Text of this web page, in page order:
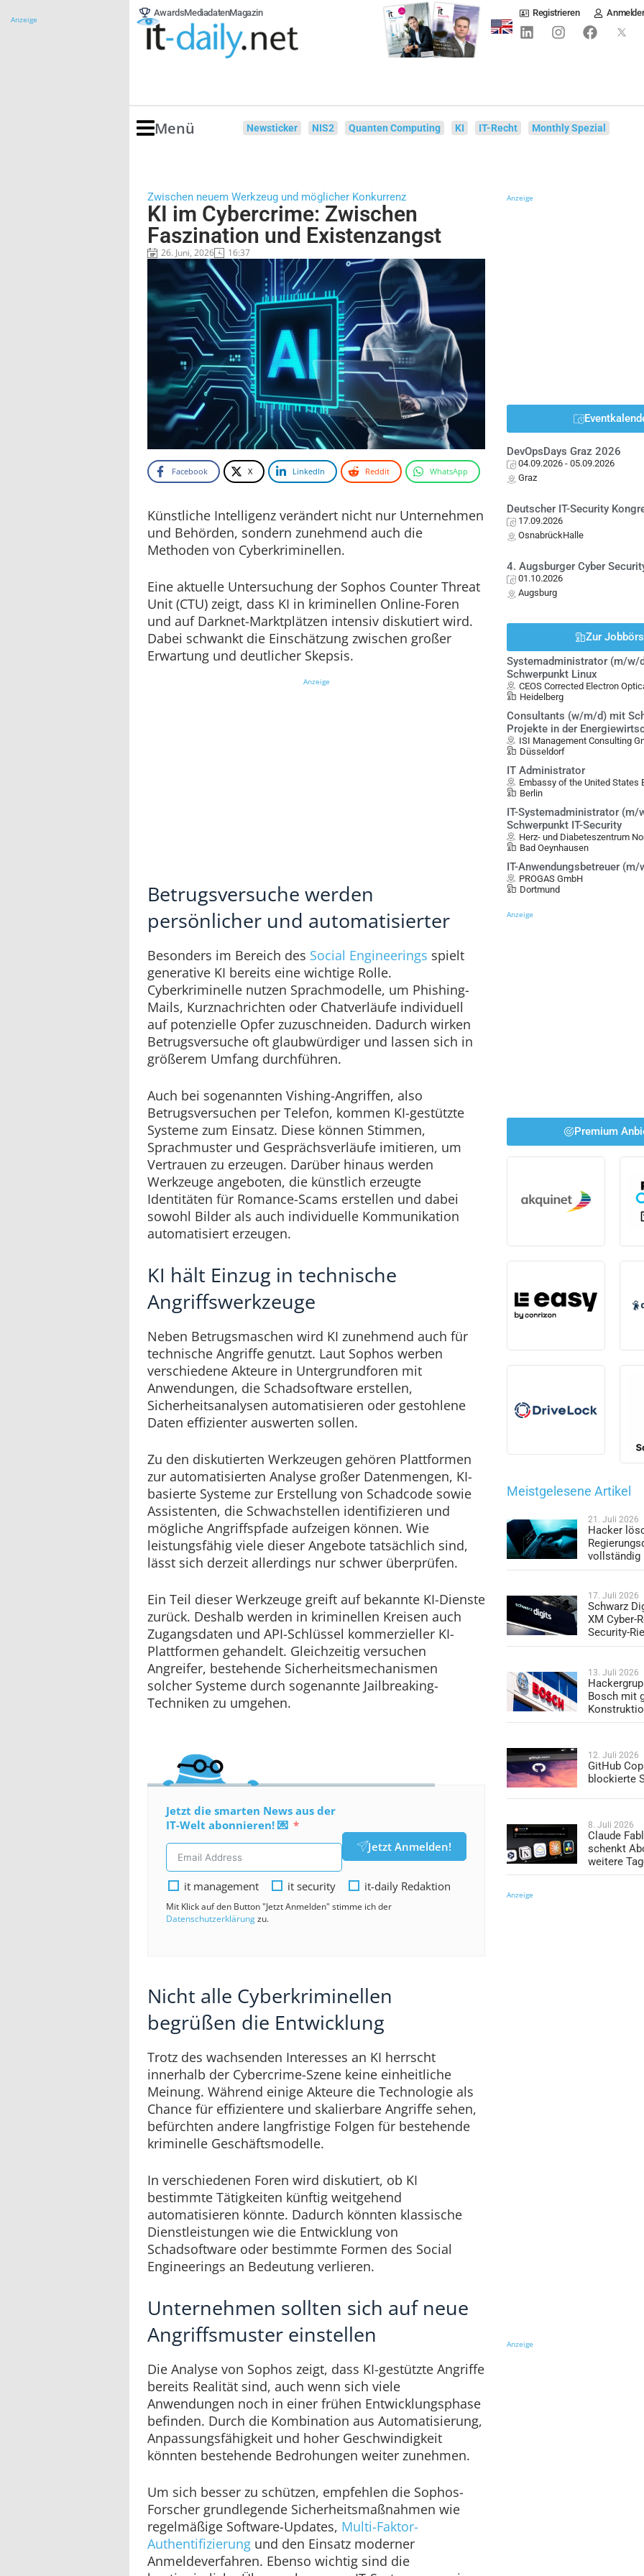
Anzeige
AwardsMediadatenMagazin Registrieren
Menü Newsticker NIS2 Quanten Computing KI IT-Recht Monthly Spezial
Zwischen neuem Werkzeug und möglicher Konkurrenz
KI im Cybercrime: Zwischen
Faszination und Existenzangst
26. Juni, 2026 16:37
Facebook X LinkedIn Reddit WhatsApp
Künstliche Intelligenz verändert nicht nur Unternehmen
und Behörden, sondern zunehmend auch die
Methoden von Cyberkriminellen.
Eine aktuelle Untersuchung der Sophos Counter Threat
Unit (CTU) zeigt, dass KI in kriminellen Online-Foren
und auf Darknet-Marktplätzen intensiv diskutiert wird.
Dabei schwankt die Einschätzung zwischen großer
Erwartung und deutlicher Skepsis.
Anzeige
Betrugsversuche werden
persönlicher und automatisierter
Besonders im Bereich des Social Engineerings spielt
generative KI bereits eine wichtige Rolle.
Cyberkriminelle nutzen Sprachmodelle, um Phishing-
Mails, Kurznachrichten oder Chatverläufe individuell
auf potenzielle Opfer zuzuschneiden. Dadurch wirken
Betrugsversuche oft glaubwürdiger und lassen sich in
größerem Umfang durchführen.
Auch bei sogenannten Vishing-Angriffen, also
Betrugsversuchen per Telefon, kommen KI-gestützte
Systeme zum Einsatz. Diese können Stimmen,
Sprachmuster und Gesprächsverläufe imitieren, um
Vertrauen zu erzeugen. Darüber hinaus werden
Werkzeuge angeboten, die künstlich erzeugte
Identitäten für Romance-Scams erstellen und dabei
sowohl Bilder als auch individuelle Kommunikation
automatisiert erzeugen.
KI hält Einzug in technische
Angriffswerkzeuge
Neben Betrugsmaschen wird KI zunehmend auch für
technische Angriffe genutzt. Laut Sophos werben
verschiedene Akteure in Untergrundforen mit
Anwendungen, die Schadsoftware erstellen,
Sicherheitsanalysen automatisieren oder gestohlene
Daten effizienter auswerten sollen.
Zu den diskutierten Werkzeugen gehören Plattformen
zur automatisierten Analyse großer Datenmengen, KI-
basierte Systeme zur Erstellung von Schadcode sowie
Assistenten, die Schwachstellen identifizieren und
mögliche Angriffspfade aufzeigen können. Wie
leistungsfähig viele dieser Angebote tatsächlich sind,
lässt sich derzeit allerdings nur schwer überprüfen.
Ein Teil dieser Werkzeuge greift auf bekannte KI-Dienste
zurück. Deshalb werden in kriminellen Kreisen auch
Zugangsdaten und API-Schlüssel kommerzieller KI-
Plattformen gehandelt. Gleichzeitig versuchen
Angreifer, bestehende Sicherheitsmechanismen
solcher Systeme durch sogenannte Jailbreaking-
Techniken zu umgehen.
Jetzt die smarten News aus der
IT-Welt abonnieren! 💌
Jetzt Anmelden!
it management it security it-daily Redaktion
Mit Klick auf den Button "Jetzt Anmelden" stimme ich der
Datenschutzerklärungzu.
Nicht alle Cyberkriminellen
begrüßen die Entwicklung
Trotz des wachsenden Interesses an KI herrscht
innerhalb der Cybercrime-Szene keine einheitliche
Meinung. Während einige Akteure die Technologie als
Chance für effizientere und skalierbare Angriffe sehen,
befürchten andere langfristige Folgen für bestehende
kriminelle Geschäftsmodelle.
In verschiedenen Foren wird diskutiert, ob KI
bestimmte Tätigkeiten künftig weitgehend
automatisieren könnte. Dadurch könnten klassische
Dienstleistungen wie die Entwicklung von
Schadsoftware oder bestimmte Formen des Social
Engineerings an Bedeutung verlieren.
Unternehmen sollten sich auf neue
Angriffsmuster einstellen
Die Analyse von Sophos zeigt, dass KI-gestützte Angriffe
bereits Realität sind, auch wenn sich viele
Anwendungen noch in einer frühen Entwicklungsphase
befinden. Durch die Kombination aus Automatisierung,
Anpassungsfähigkeit und hoher Geschwindigkeit
könnten bestehende Bedrohungen weiter zunehmen.
Um sich besser zu schützen, empfehlen die Sophos-
Forscher grundlegende Sicherheitsmaßnahmen wie
regelmäßige Software-Updates, Multi-Faktor-
Authentifizierung und den Einsatz moderner
Anmeldeverfahren. Ebenso wichtig sind die
Anzeige
DevOpsDays Graz 2026
04.09.2026 - 05.09.2026
Graz
Deutscher IT-Security
17.09.2026
OsnabrückHalle
4. Augsburger Cyber
01.10.2026
Augsburg
Zur
Systemadministrator (m/w/
Schwerpunkt Linux
CEOS Corrected Electron
Heidelberg
Consultants (w/m/d) mit
Projekte in der
ISI Management Consulting
Düsseldorf
IT Administrator
Embassy of the United States
Berlin
IT-Systemadministrator (m/
Schwerpunkt IT-Security
Herz- und Diabeteszentrum
Bad Oeynhausen
IT-Anwendungsbetreuer (m/
PROGAS GmbH
Dortmund
Anzeige
Premium
Meistgelesene Artikel
21. Juli 2026
Hacker
vollständig
17. Juli 2026
Schwarz
XM Cyber-
Security-
13. Juli 2026
Bosch mit
12. Juli 2026
GitHub
blockierte
8. Juli 2026
Claude
schenkt
weitere
Anzeige
Anzeige